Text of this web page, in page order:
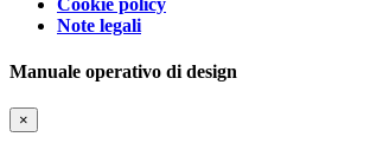
Note legali
Manuale operativo di design
×